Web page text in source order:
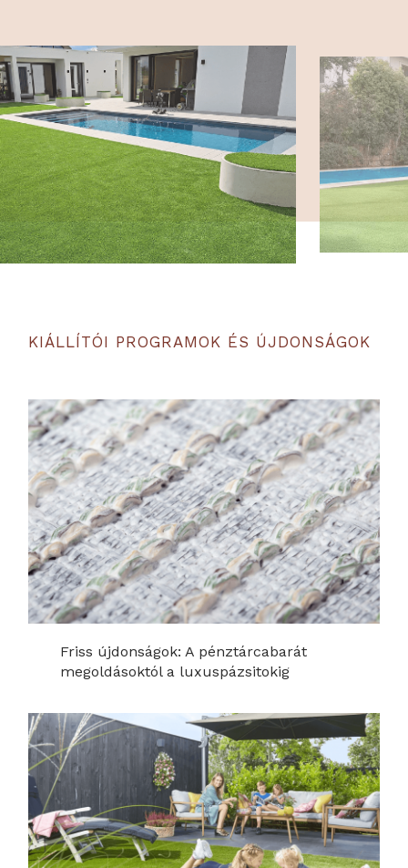
KIÁLLÍTÓI PROGRAMOK ÉS ÚJDONSÁGOK
Friss újdonságok: A pénztárcabarát
megoldásoktól a luxuspázsitokig